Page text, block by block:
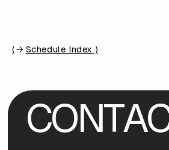
( Schedule Index )
CONTA